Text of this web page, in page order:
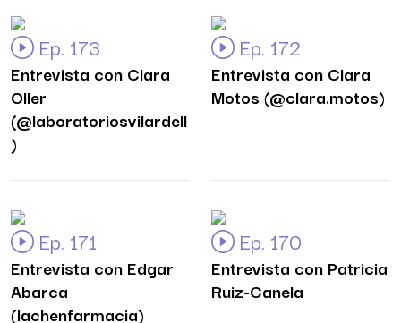
Ep. 173
Entrevista con Clara
Oller
(@laboratoriosvilardell
)
Ep. 172
Entrevista con Clara
Motos (@clara.motos)
Ep. 171
Entrevista con Edgar
Abarca
(lachenfarmacia)
Ep. 170
Entrevista con Patricia
Ruiz-Canela